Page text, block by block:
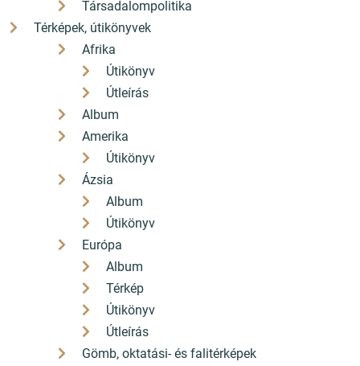
Társadalompolitika
Térképek, útikönyvek
Afrika
Útikönyv
Útleírás
Album
Amerika
Útikönyv
Ázsia
Album
Útikönyv
Európa
Album
Térkép
Útikönyv
Útleírás
Gömb, oktatási- és falitérképek